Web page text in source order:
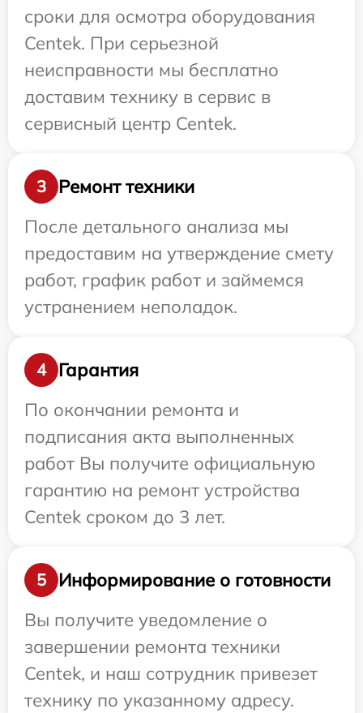
сроки для осмотра оборудования
Centek. При серьезной
неисправности мы бесплатно
доставим технику в сервис в
сервисный центр Centek.
3
Ремонт техники
После детального анализа мы
предоставим на утверждение смету
работ, график работ и займемся
устранением неполадок.
4
Гарантия
По окончании ремонта и
подписания акта выполненных
работ Вы получите официальную
гарантию на ремонт устройства
Centek сроком до 3 лет.
5
Информирование о готовности
Вы получите уведомление о
завершении ремонта техники
Centek, и наш сотрудник привезет
технику по указанному адресу.